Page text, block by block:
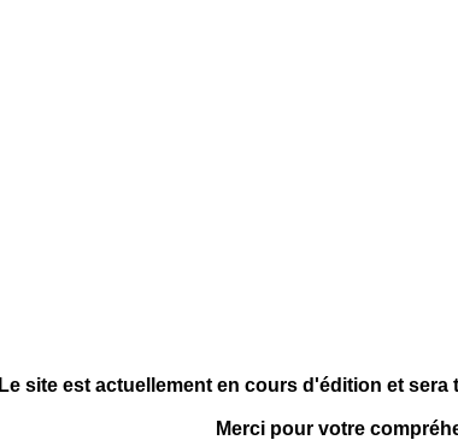
Le site est actuellement en cours d'édition et
Merci pour votre